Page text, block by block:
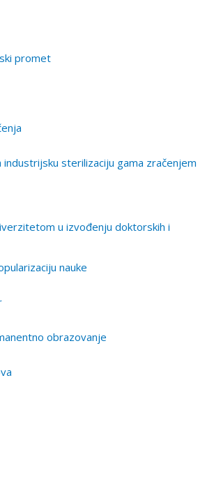
promet
sterilizaciju gama zračenjem
u izvođenju doktorskih i
nauke
obrazovanje